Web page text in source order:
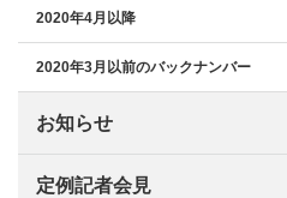
2020年4月以降
2020年3月以前のバックナンバー
お知らせ
定例記者会見